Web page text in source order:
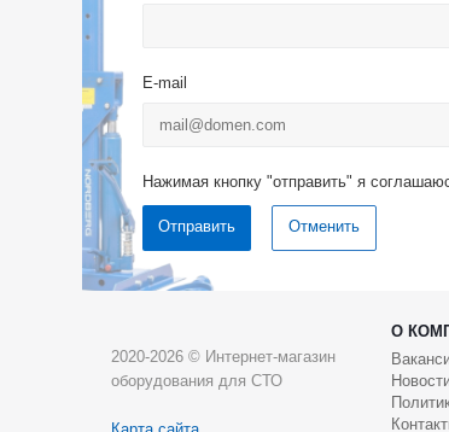
E-mail
Нажимая кнопку "отправить" я
Отменить
2020-2026 © Интернет-магазин
оборудования для СТО
О